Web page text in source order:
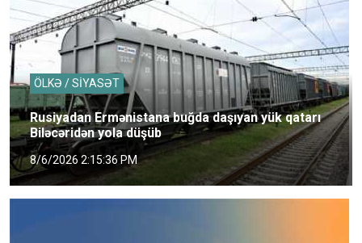
ÖLKƏ / SİYASƏT
Rusiyadan Ermənistana buğda daşıyan yük qatarı
Biləcəridən yola düşüb
8/6/2026 2:15:36 PM